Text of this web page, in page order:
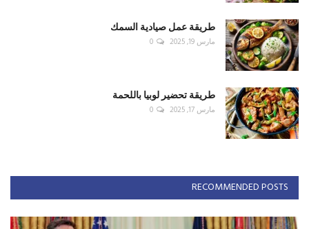
طريقة عمل صيادية السمك
مارس 19, 2025 0
طريقة تحضير لوبيا باللحمة
مارس 17, 2025 0
RECOMMENDED POSTS